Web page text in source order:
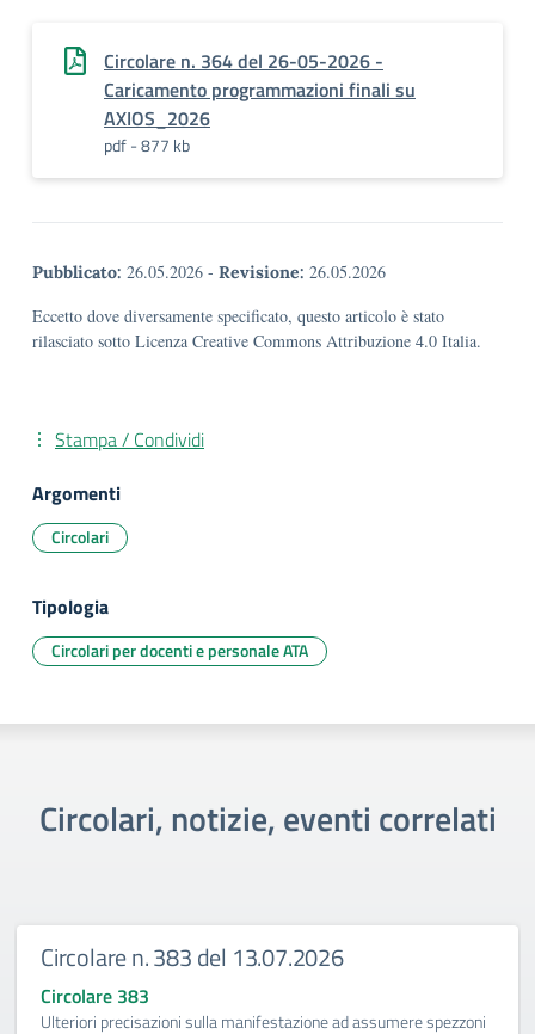
Circolare n. 364 del 26-05-2026 -
Caricamento programmazioni finali su
AXIOS_2026
pdf - 877 kb
Pubblicato: 26.05.2026 - Revisione: 26.05.2026
Eccetto dove diversamente specificato, questo articolo è stato
rilasciato sotto Licenza Creative Commons Attribuzione 4.0 Italia.
Stampa / Condividi
Argomenti
Circolari
Tipologia
Circolari per docenti e personale ATA
Circolari, notizie, eventi correlati
Circolare n. 383 del 13.07.2026
Circolare 383
Ulteriori precisazioni sulla manifestazione ad assumere spezzoni